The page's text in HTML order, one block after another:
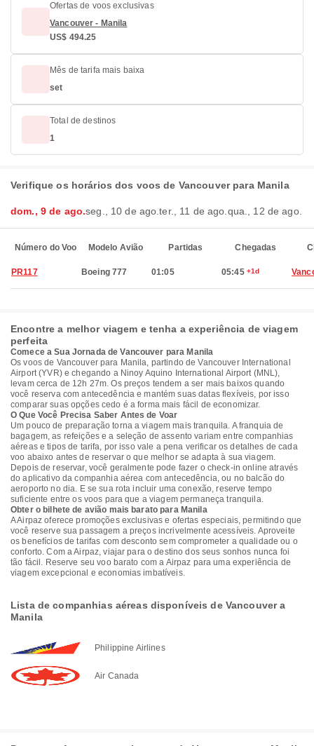
Ofertas de voos exclusivas
Vancouver - Manila
US$ 494.25
Mês de tarifa mais baixa
set
Total de destinos
1
Verifique os horários dos voos de Vancouver para Manila
dom., 9 de ago.seg., 10 de ago.ter., 11 de ago. qua., 12 de ago.
Número do Voo Modelo Avião Partidas Chegadas
PR117 Boeing 777 01:05 05:45 +1d
Encontre a melhor viagem e tenha a experiência de viagem
perfeita
Comece a Sua Jornada de Vancouver para Manila
Os voos de Vancouver para Manila, partindo de Vancouver International
Airport (YVR) e chegando a Ninoy Aquino International Airport (MNL),
levam cerca de 12h 27m. Os preços tendem a ser mais baixos quando
você reserva com antecedência e mantém suas datas flexíveis, por isso
comparar suas opções cedo é a forma mais fácil de economizar.
O Que Você Precisa Saber Antes de Voar
Um pouco de preparação torna a viagem mais tranquila. A franquia de
bagagem, as refeições e a seleção de assento variam entre companhias
aéreas e tipos de tarifa, por isso vale a pena verificar os detalhes de cada
voo abaixo antes de reservar o que melhor se adapta à sua viagem.
Depois de reservar, você geralmente pode fazer o check-in online através
do aplicativo da companhia aérea com antecedência, ou no balcão do
aeroporto no dia. E se sua rota incluir uma conexão, reserve tempo
suficiente entre os voos para que a viagem permaneça tranquila.
Obter o bilhete de avião mais barato para Manila
A Airpaz oferece promoções exclusivas e ofertas especiais, permitindo que
você reserve sua passagem a preços incrivelmente acessíveis. Aproveite
os benefícios de tarifas com desconto sem comprometer a qualidade ou o
conforto. Com a Airpaz, viajar para o destino dos seus sonhos nunca foi
tão fácil. Reserve seu voo barato com a Airpaz para uma experiência de
viagem excepcional e economias imbatíveis.
Lista de companhias aéreas disponíveis de Vancouver a
Manila
Philippine Airlines
Air Canada